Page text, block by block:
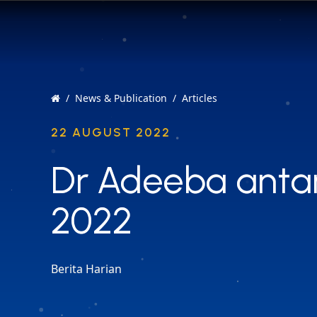
News & Publication Articles
22 AUGUST 2022
Dr Adeeba
2022
Dr Adeeba
2022
Berita Harian